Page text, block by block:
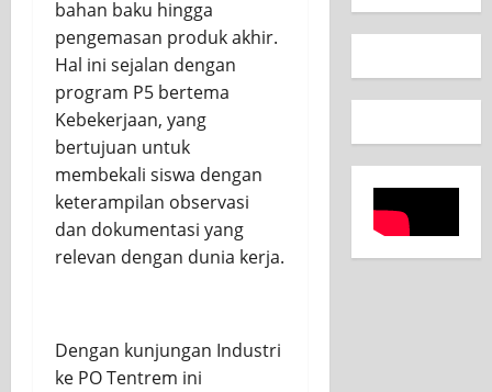
bahan baku hingga
pengemasan produk akhir.
Hal ini sejalan dengan
program P5 bertema
Kebekerjaan, yang
bertujuan untuk
membekali siswa dengan
keterampilan observasi
dan dokumentasi yang
relevan dengan dunia kerja.
Dengan kunjungan Industri
ke PO Tentrem ini